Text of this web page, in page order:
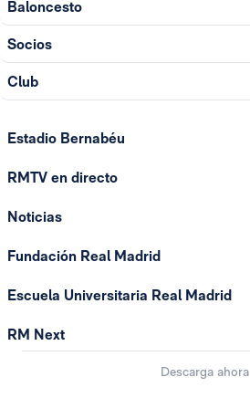
Baloncesto
Socios
Club
Estadio Bernabéu
RMTV en directo
Noticias
Fundación Real Madrid
Escuela Universitaria Real Madrid
RM Next
Descarga ahora